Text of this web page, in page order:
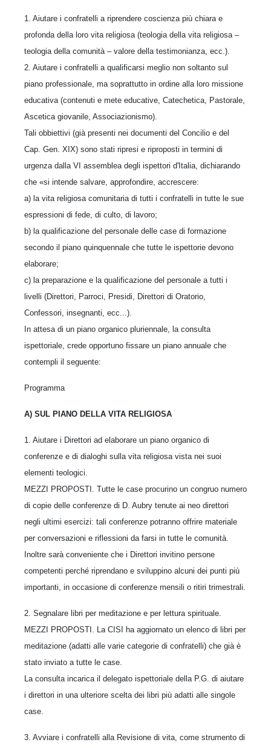
1. Aiutare i confratelli a riprendere coscienza più chiara e
profonda della loro vita religiosa (teologia della vita religiosa –
teologia della comunità – valore della testimonianza, ecc.).
2. Aiutare i confratelli a qualificarsi meglio non soltanto sul
piano professionale, ma soprattutto in ordine alla loro missione
educativa (contenuti e mete educative, Catechetica, Pastorale,
Ascetica giovanile, Associazionismo).
Tali obbiettivi (già presenti nei documenti del Concilio e del
Cap. Gen. XIX) sono stati ripresi e riproposti in termini di
urgenza dalla VI assemblea degli ispettori d'Italia, dichiarando
che «si intende salvare, approfondire, accrescere:
a) la vita religiosa comunitaria di tutti i confratelli in tutte le sue
espressioni di fede, di culto, di lavoro;
b) la qualificazione del personale delle case di formazione
secondo il piano quinquennale che tutte le ispettorie devono
elaborare;
c) la preparazione e la qualificazione del personale a tutti i
livelli (Direttori, Parroci, Presidi, Direttori di Oratorio,
Confessori, insegnanti, ecc...).
In attesa di un piano organico pluriennale, la consulta
ispettoriale, crede opportuno fissare un piano annuale che
contempli il seguente:
Programma
A) SUL PIANO DELLA VITA RELIGIOSA
1. Aiutare i Direttori ad elaborare un piano organico di
conferenze e di dialoghi sulla vita religiosa vista nei suoi
elementi teologici.
MEZZI PROPOSTI. Tutte le case procurino un congruo numero
di copie delle conferenze di D. Aubry tenute ai neo direttori
negli ultimi esercizi: tali conferenze potranno offrire materiale
per conversazioni e riflessioni da farsi in tutte le comunità.
Inoltre sarà conveniente che i Direttori invitino persone
competenti perché riprendano e sviluppino alcuni dei punti più
importanti, in occasione di conferenze mensili o ritiri trimestrali.
2. Segnalare libri per meditazione e per lettura spirituale.
MEZZI PROPOSTI. La CISI ha aggiornato un elenco di libri per
meditazione (adatti alle varie categorie di confratelli) che già è
stato inviato a tutte le case.
La consulta incarica il delegato ispettoriale della P.G. di aiutare
i direttori in una ulteriore scelta dei libri più adatti alle singole
case.
3. Avviare i confratelli alla Revisione di vita, come strumento di